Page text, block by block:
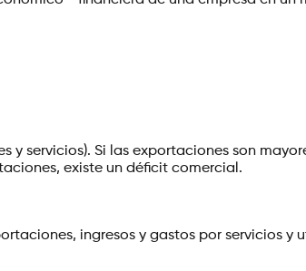
y servicios). Si las exportaciones son
existe un déficit comercial.
ingresos y gastos por servicios y